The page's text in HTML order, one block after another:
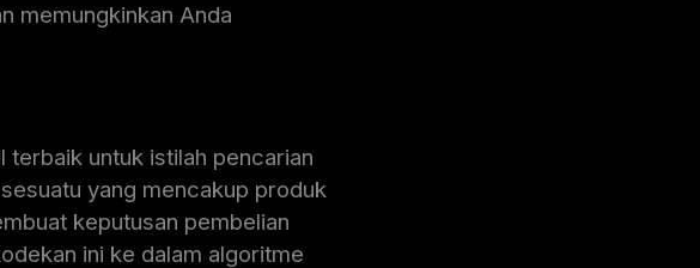
memungkinkan Anda
terbaik untuk istilah pencarian
yang mencakup produk
keputusan pembelian
ini ke dalam algoritme